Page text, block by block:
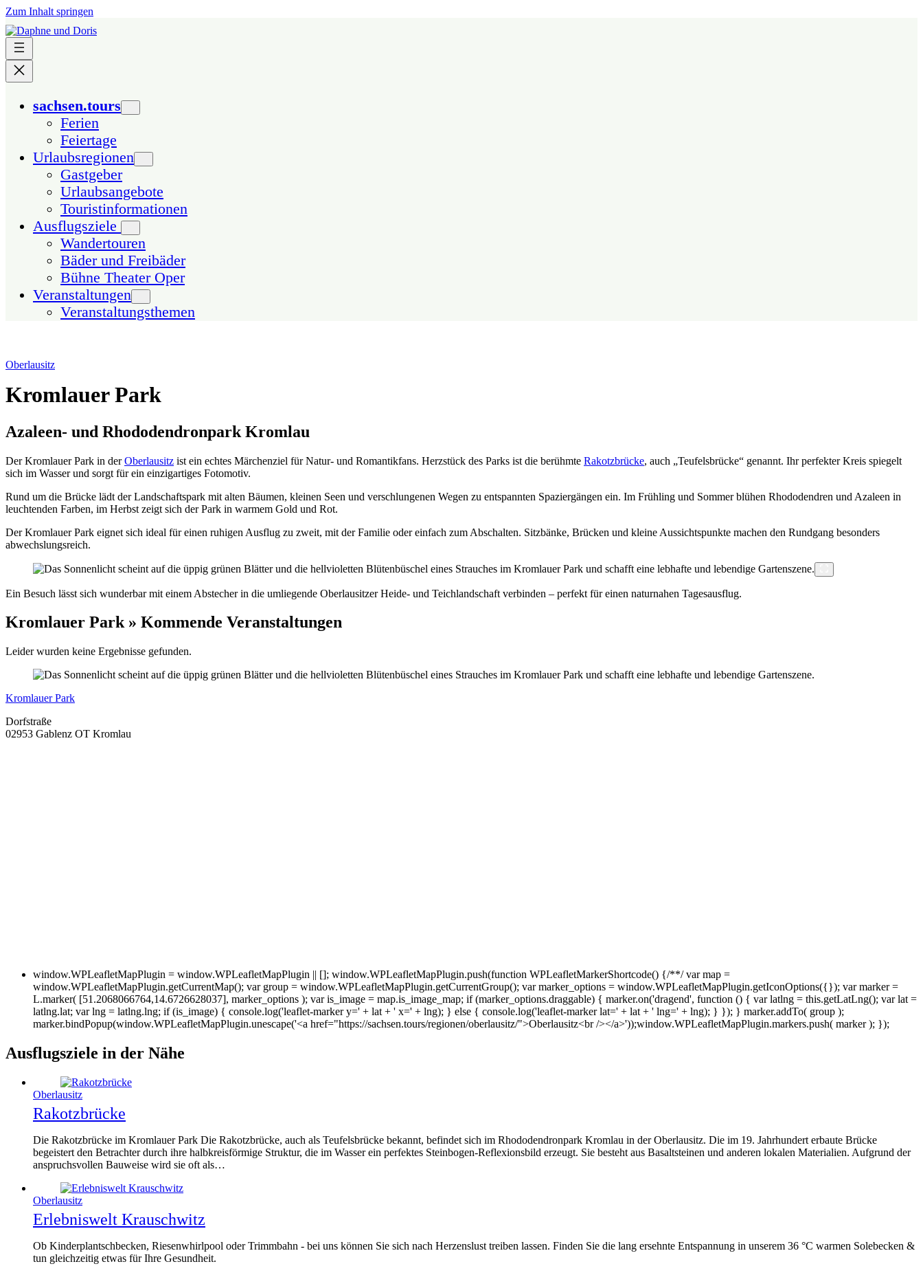
Zum Inhalt springen
sachsen.tours
Ferien
Feiertage
Urlaubsregionen
Gastgeber
Urlaubsangebote
Touristinformationen
Ausflugsziele
Wandertouren
Bäder und Freibäder
Bühne Theater Oper
Veranstaltungen
Veranstaltungsthemen
Oberlausitz
Kromlauer Park
Azaleen- und Rhododendronpark Kromlau
Der Kromlauer Park in derOberlausitz ist ein echtes Märchenziel für Natur- und Romantikfans. Herzstück des Parks ist die berühmte Rakotzbrücke, auch „Teufelsbrücke“ genannt. Ihr perfekter Kreis spiegelt
sich im Wasser und sorgt für ein einzigartiges Fotomotiv.
Rund um die Brücke lädt der Landschaftspark mit alten Bäumen, kleinen Seen und verschlungenen Wegen zu entspannten Spaziergängen ein. Im Frühling und Sommer blühen Rhododendren und Azaleen in
leuchtenden Farben, im Herbst zeigt sich der Park in warmem Gold und Rot.
Der Kromlauer Park eignet sich ideal für einen ruhigen Ausflug zu zweit, mit der Familie oder einfach zum Abschalten. Sitzbänke, Brücken und kleine Aussichtspunkte machen den Rundgang besonders
abwechslungsreich.
Ein Besuch lässt sich wunderbar mit einem Abstecher in die umliegende Oberlausitzer Heide- und Teichlandschaft verbinden – perfekt für einen naturnahen Tagesausflug.
Kromlauer Park » Kommende Veranstaltungen
Leider wurden keine Ergebnisse gefunden.
Kromlauer Park
Dorfstraße
02953 Gablenz OT Kromlau
window.WPLeafletMapPlugin = window.WPLeafletMapPlugin || []; window.WPLeafletMapPlugin.push(function WPLeafletMarkerShortcode() {/**/ var map =
window.WPLeafletMapPlugin.getCurrentMap(); var group = window.WPLeafletMapPlugin.getCurrentGroup(); var marker_options = window.WPLeafletMapPlugin.getIconOptions({}); var marker =
L.marker( [51.2068066764,14.6726628037], marker_options ); var is_image = map.is_image_map; if (marker_options.draggable) { marker.on('dragend', function () { var latlng = this.getLatLng(); var lat =
latlng.lat; var lng = latlng.lng; if (is_image) { console.log('leaflet-marker y=' + lat + ' x=' + lng); } else { console.log('leaflet-marker lat=' + lat + ' lng=' + lng); } }); } marker.addTo( group );
marker.bindPopup(window.WPLeafletMapPlugin.unescape('<a href="https://sachsen.tours/regionen/oberlausitz/">Oberlausitz<br /></a>'));window.WPLeafletMapPlugin.markers.push( marker ); });
Ausflugsziele in der Nähe
Oberlausitz
Rakotzbrücke
Die Rakotzbrücke im Kromlauer Park Die Rakotzbrücke, auch als Teufelsbrücke bekannt, befindet sich im Rhododendronpark Kromlau in der Oberlausitz. Die im 19. Jahrhundert erbaute Brücke
begeistert den Betrachter durch ihre halbkreisförmige Struktur, die im Wasser ein perfektes Steinbogen-Reflexionsbild erzeugt. Sie besteht aus Basaltsteinen und anderen lokalen Materialien. Aufgrund der
anspruchsvollen Bauweise wird sie oft als…
Oberlausitz
Erlebniswelt Krauschwitz
Ob Kinderplantschbecken, Riesenwhirlpool oder Trimmbahn - bei uns können Sie sich nach Herzenslust treiben lassen. Finden Sie die lang ersehnte Entspannung in unserem 36 °C warmen Solebecken &
tun gleichzeitig etwas für Ihre Gesundheit.